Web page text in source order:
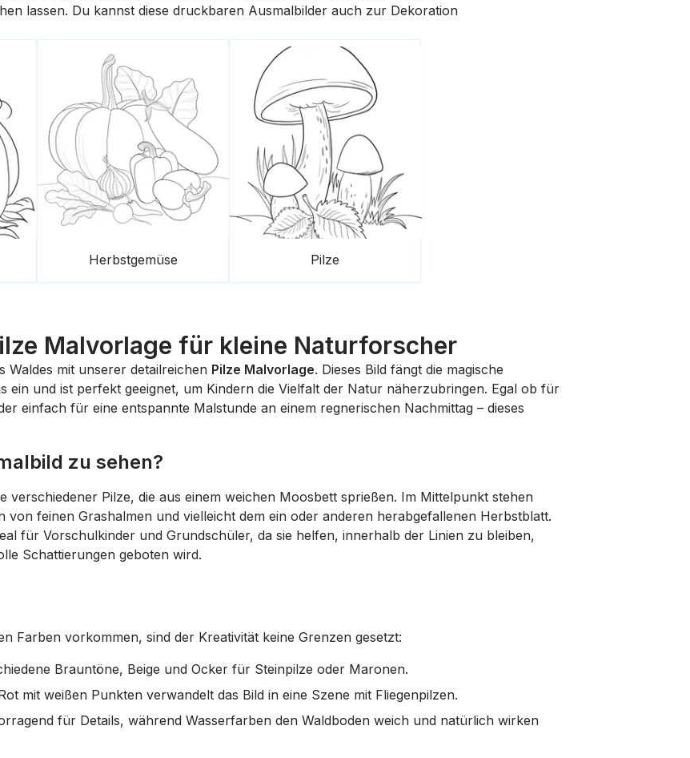
lassen. Du kannst diese druckbaren Ausmalbilder auch zur Dekoration
Herbstgemüse Pilze
Malvorlage für kleine Naturforscher
Waldes mit unserer detailreichen Pilze Malvorlage. Dieses Bild fängt die magische
ein und ist perfekt geeignet, um Kindern die Vielfalt der Natur näherzubringen. Egal ob für
einfach für eine entspannte Malstunde an einem regnerischen Nachmittag – dieses
zu sehen?
verschiedener Pilze, die aus einem weichen Moosbett sprießen. Im Mittelpunkt stehen
von feinen Grashalmen und vielleicht dem ein oder anderen herabgefallenen Herbstblatt.
für Vorschulkinder und Grundschüler, da sie helfen, innerhalb der Linien zu bleiben,
Schattierungen geboten wird.
Farben vorkommen, sind der Kreativität keine Grenzen gesetzt:
Brauntöne, Beige und Ocker für Steinpilze oder Maronen.
mit weißen Punkten verwandelt das Bild in eine Szene mit Fliegenpilzen.
für Details, während Wasserfarben den Waldboden weich und natürlich wirken